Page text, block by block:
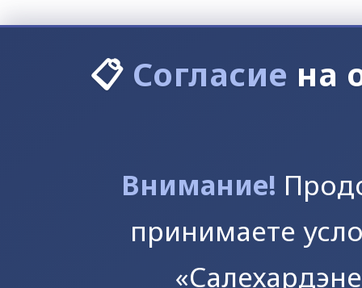
Производство
📋 Согласие на
Внимание!
принимаете